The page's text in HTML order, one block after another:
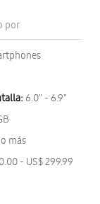
por
6.0" - 6.9"
más
- US$ 299.99